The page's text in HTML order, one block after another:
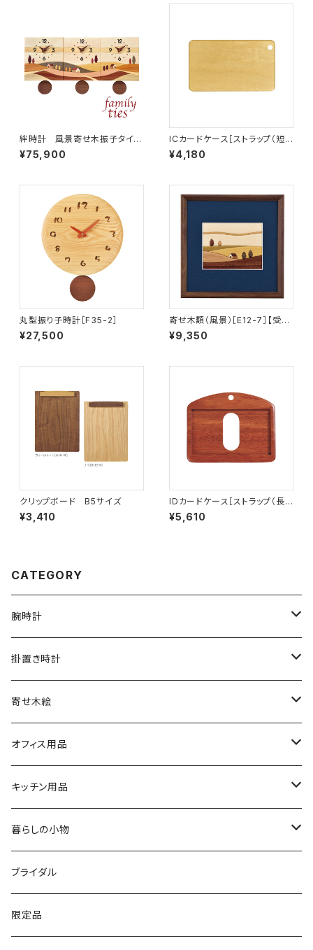
絆時計 風景寄せ木振子タイ
プ BR-F-YO
¥75,900
ICカードケース［ストラップ（短）
付き］イエローハート［IC-1Y］
¥4,180
丸型振り子時計［F35-2］
¥27,500
寄せ木額（風景）［E12-7］【受注
生産品】
¥9,350
クリップボード B5サイズ
¥3,410
IDカードケース［ストラップ（長）
付き］（名刺サイズ）サッチーネ［I
D-2S］
¥5,610
CATEGORY
腕時計
文字盤シングルタイプ
シルバーリングタイプ
シルバーリングタイプ
シルバーリングプレミアム
文字盤ツートンタイプ
寄木タイプ
プレミアムタイプ
腕時計用ディスプレイ
掛置き時計
ふくろう時計
振り子時計
丸型・耳付き振り子時計
切り株振り子時計
掛置時計
MARU時計
寄せ木絵
ふくろう
風景
思い出
オフィス用品
USBメモリー
銘木シリーズ
アートシリーズ
ICカードケース
シンプル
窓付き
IDカードケース
窓付き
クリップボード
キッチン用品
カッティングボード
暮らしの小物
スイッチプレート
標準
表札
ブライダル
限定品